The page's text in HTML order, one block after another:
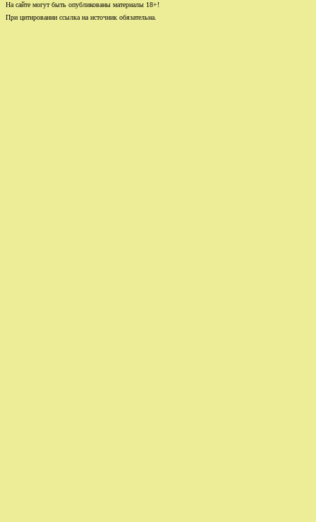
На сайте могут быть опубликованы материалы 18+!
При цитировании ссылка на источник обязательна.